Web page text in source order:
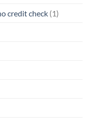
credit check (1)